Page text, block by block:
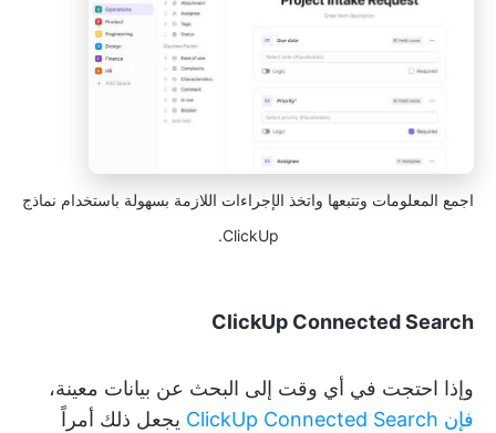
اجمع المعلومات وتتبعها واتخذ الإجراءات اللازمة بسهولة باستخدام نماذج
ClickUp.
ClickUp Connected Search
وإذا احتجت في أي وقت إلى البحث عن بيانات معينة،
فإن ClickUp Connected Search
يجعل ذلك أمراً